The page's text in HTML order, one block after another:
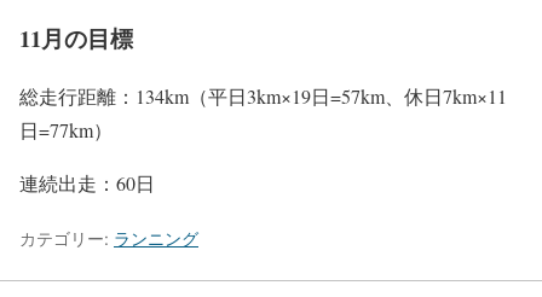
11月の目標
総走行距離：134km（平日3km×19日=57km、休日7km×11
日=77km）
連続出走：60日
カテゴリー: ランニング